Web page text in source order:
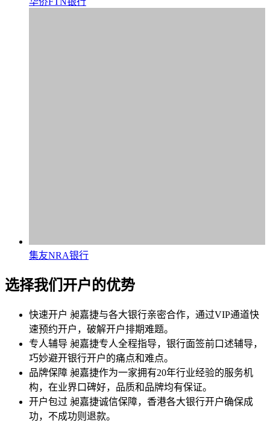
集友NRA银行
选择我们开户的优势
快速开户 昶嘉捷与各大银行亲密合作，通过VIP通道快
速预约开户，破解开户排期难题。
专人辅导 昶嘉捷专人全程指导，银行面签前口述辅导，
巧妙避开银行开户的痛点和难点。
品牌保障 昶嘉捷作为一家拥有20年行业经验的服务机
构，在业界口碑好，品质和品牌均有保证。
开户包过 昶嘉捷诚信保障，香港各大银行开户确保成
功，不成功则退款。